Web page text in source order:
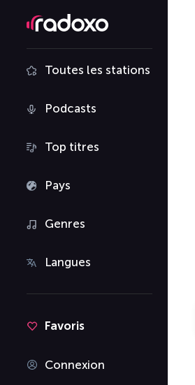
Toutes les stations
Podcasts
Top titres
Pays
Genres
Langues
Favoris
Connexion